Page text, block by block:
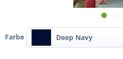
Farbe Deep Navy